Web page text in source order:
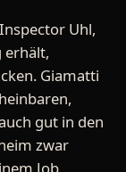
Uhl,
erhält,
Giamatti
gut in den
zwar